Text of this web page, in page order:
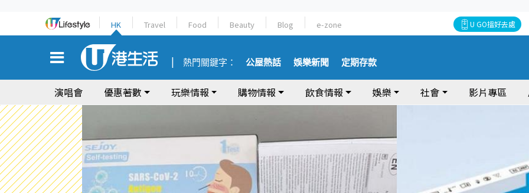
HK Travel Food Beauty Blog e-zone U GO搵好去處
熱門關鍵字： 公屋熱話 娛樂新聞 定期存款
演唱會 優惠著數 玩樂情報 購物情報 飲食情報 娛樂 社會 影片專區